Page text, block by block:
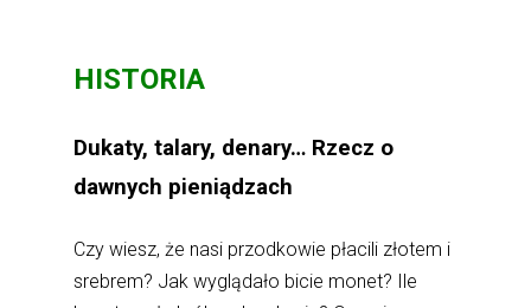
HISTORIA
Dukaty, talary, denary… Rzecz o
dawnych pieniądzach
Czy wiesz, że nasi przodkowie płacili złotem i
srebrem? Jak wyglądało bicie monet? Ile